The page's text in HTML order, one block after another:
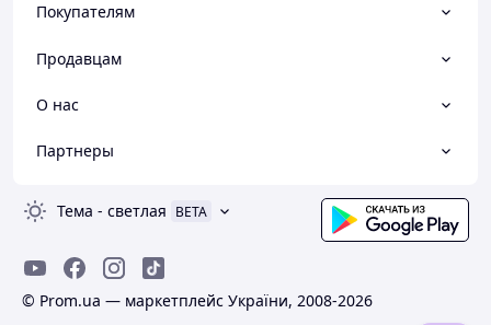
Покупателям
Продавцам
О нас
Партнеры
Тема - светлая BETA
© Prom.ua — маркетплейс України, 2008-2026